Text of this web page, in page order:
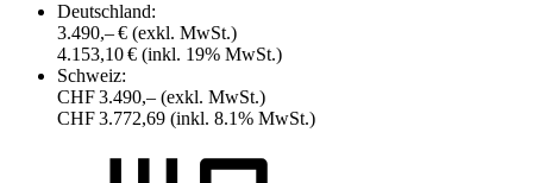
Deutschland:
3.490,– € (exkl. MwSt.)
4.153,10 € (inkl. 19% MwSt.)
Schweiz:
CHF 3.490,– (exkl. MwSt.)
CHF 3.772,69 (inkl. 8.1% MwSt.)